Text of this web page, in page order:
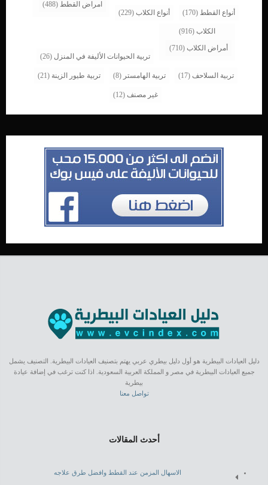
أنواع القطط (170) أنواع الكلاب (229)
امراض القطط (488)
الكلاب (916)
أمراض الكلاب (710)
تربية الحيوانات الأليفة في المنزل (26)
تربية السلاحف (17) تربية الهامستر (8) تربية طيور الزينة (21)
غير مصنف (12)
دليل العيادات البيطرية هو أول دليل بيطري عربي يهتم بتصنيف العيادات البيطرية. التصنيف يشمل
جميع العيادات البيطرية في مصر و المملكة العربية السعودية. اذا كنت ترغب في إضافة عيادة
بيطرية
تواصل معنا
أحدث المقالات
الاسهال المزمن عند القطط وافضل طرق علاجه